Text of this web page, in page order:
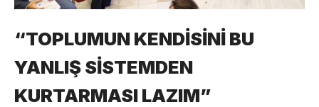
“TOPLUMUN KENDİSİNİ BU
YANLIŞ SİSTEMDEN
KURTARMASI LAZIM”